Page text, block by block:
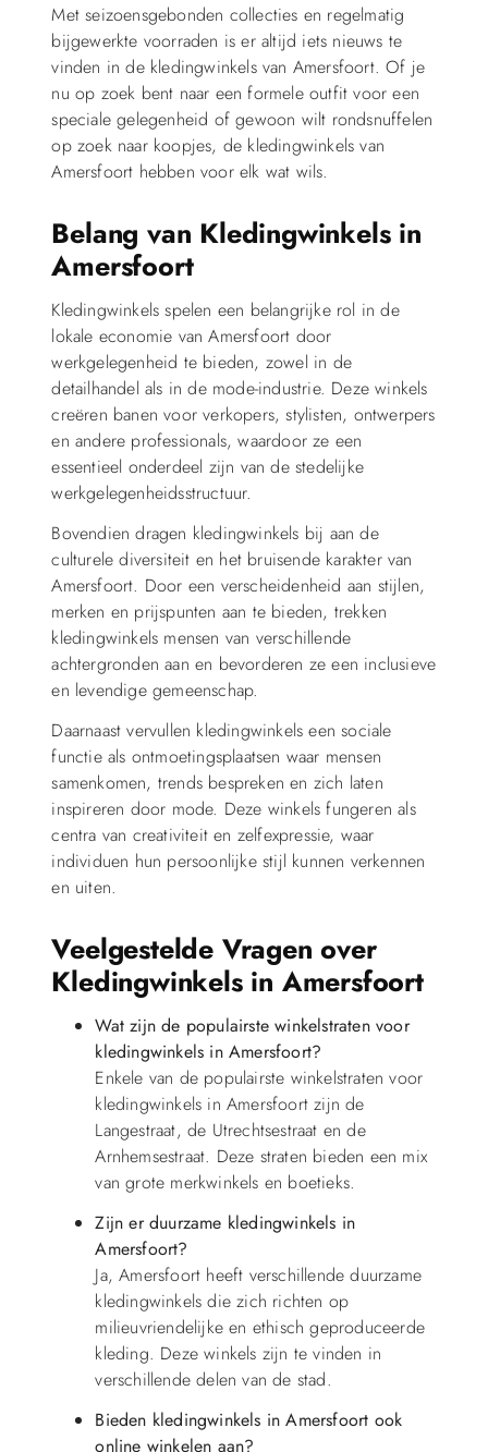
Met seizoensgebonden collecties en regelmatig
bijgewerkte voorraden is er altijd iets nieuws te
vinden in de kledingwinkels van Amersfoort. Of je
nu op zoek bent naar een formele outfit voor een
speciale gelegenheid of gewoon wilt rondsnuffelen
op zoek naar koopjes, de kledingwinkels van
Amersfoort hebben voor elk wat wils.
Belang van Kledingwinkels in
Amersfoort
Kledingwinkels spelen een belangrijke rol in de
lokale economie van Amersfoort door
werkgelegenheid te bieden, zowel in de
detailhandel als in de mode-industrie. Deze winkels
creëren banen voor verkopers, stylisten, ontwerpers
en andere professionals, waardoor ze een
essentieel onderdeel zijn van de stedelijke
werkgelegenheidsstructuur.
Bovendien dragen kledingwinkels bij aan de
culturele diversiteit en het bruisende karakter van
Amersfoort. Door een verscheidenheid aan stijlen,
merken en prijspunten aan te bieden, trekken
kledingwinkels mensen van verschillende
achtergronden aan en bevorderen ze een inclusieve
en levendige gemeenschap.
Daarnaast vervullen kledingwinkels een sociale
functie als ontmoetingsplaatsen waar mensen
samenkomen, trends bespreken en zich laten
inspireren door mode. Deze winkels fungeren als
centra van creativiteit en zelfexpressie, waar
individuen hun persoonlijke stijl kunnen verkennen
en uiten.
Veelgestelde Vragen over
Kledingwinkels in Amersfoort
Wat zijn de populairste winkelstraten voor
kledingwinkels in Amersfoort?
Enkele van de populairste winkelstraten voor
kledingwinkels in Amersfoort zijn de
Langestraat, de Utrechtsestraat en de
Arnhemsestraat. Deze straten bieden een mix
van grote merkwinkels en boetieks.
Zijn er duurzame kledingwinkels in
Amersfoort?
Ja, Amersfoort heeft verschillende duurzame
kledingwinkels die zich richten op
milieuvriendelijke en ethisch geproduceerde
kleding. Deze winkels zijn te vinden in
verschillende delen van de stad.
Bieden kledingwinkels in Amersfoort ook
online winkelen aan?